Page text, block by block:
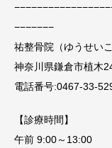
−−−−−−−
祐整骨院（ゆうせいこ
神奈川県鎌倉市植木
電話番号:0467-33-
【診療時間】
午前 9:00～13:00